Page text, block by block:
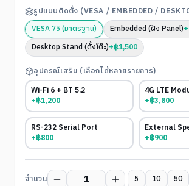
รูปแบบติดตั้ง (VESA / EMBEDDED /
VESA 75 (มาตรฐาน)
Embedded (ฝัง Panel)+
Desktop Stand (ตั้งโต๊ะ)+฿1,500
อุปกรณ์เสริม (เลือกได้หลายรายการ)
Wi-Fi 6 + BT 5.2
+฿1,200
4G LTE
+฿3,800
RS-232 Serial Port
+฿800
External
+฿900
จำนวน 5 10 50